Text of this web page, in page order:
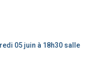
05 juin à 18h30 salle